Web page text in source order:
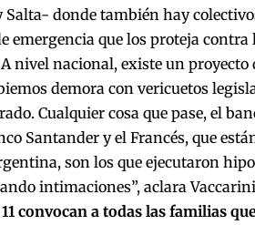
Salta- donde también hay
emergencia que los proteja
nivel nacional, existe un
demora con vericuetos
Cualquier cosa que pase, el
Santander y el Francés, que
son los que ejecutaron
intimaciones”, aclara
convocan a todas las familias